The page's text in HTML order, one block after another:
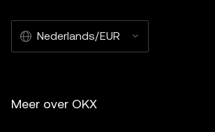
Nederlands/EUR
Meer over OKX